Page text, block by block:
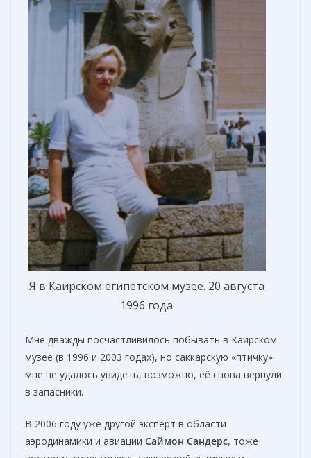
Я в Каирском египетском музее. 20 августа
1996 года
Мне дважды посчастливилось побывать в Каирском
музее (в 1996 и 2003 годах), но саккарскую «птичку»
мне не удалось увидеть, возможно, её снова вернули
в запасники.
В 2006 году уже другой эксперт в области
аэродинамики и авиации Саймон Сандерс, тоже